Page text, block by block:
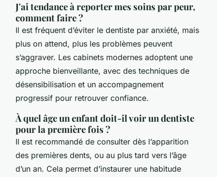
J'ai tendance à reporter mes soins par peur,
comment faire ?
Il est fréquent d’éviter le dentiste par anxiété, mais
plus on attend, plus les problèmes peuvent
s’aggraver. Les cabinets modernes adoptent une
approche bienveillante, avec des techniques de
désensibilisation et un accompagnement
progressif pour retrouver confiance.
À quel âge un enfant doit-il voir un dentiste
pour la première fois ?
Il est recommandé de consulter dès l’apparition
des premières dents, ou au plus tard vers l’âge
d’un an. Cela permet d’instaurer une habitude